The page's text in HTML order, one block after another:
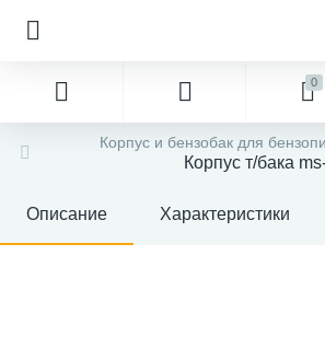
0
Корпус и бензобак для
Корпус т/бака
Описание Характеристики